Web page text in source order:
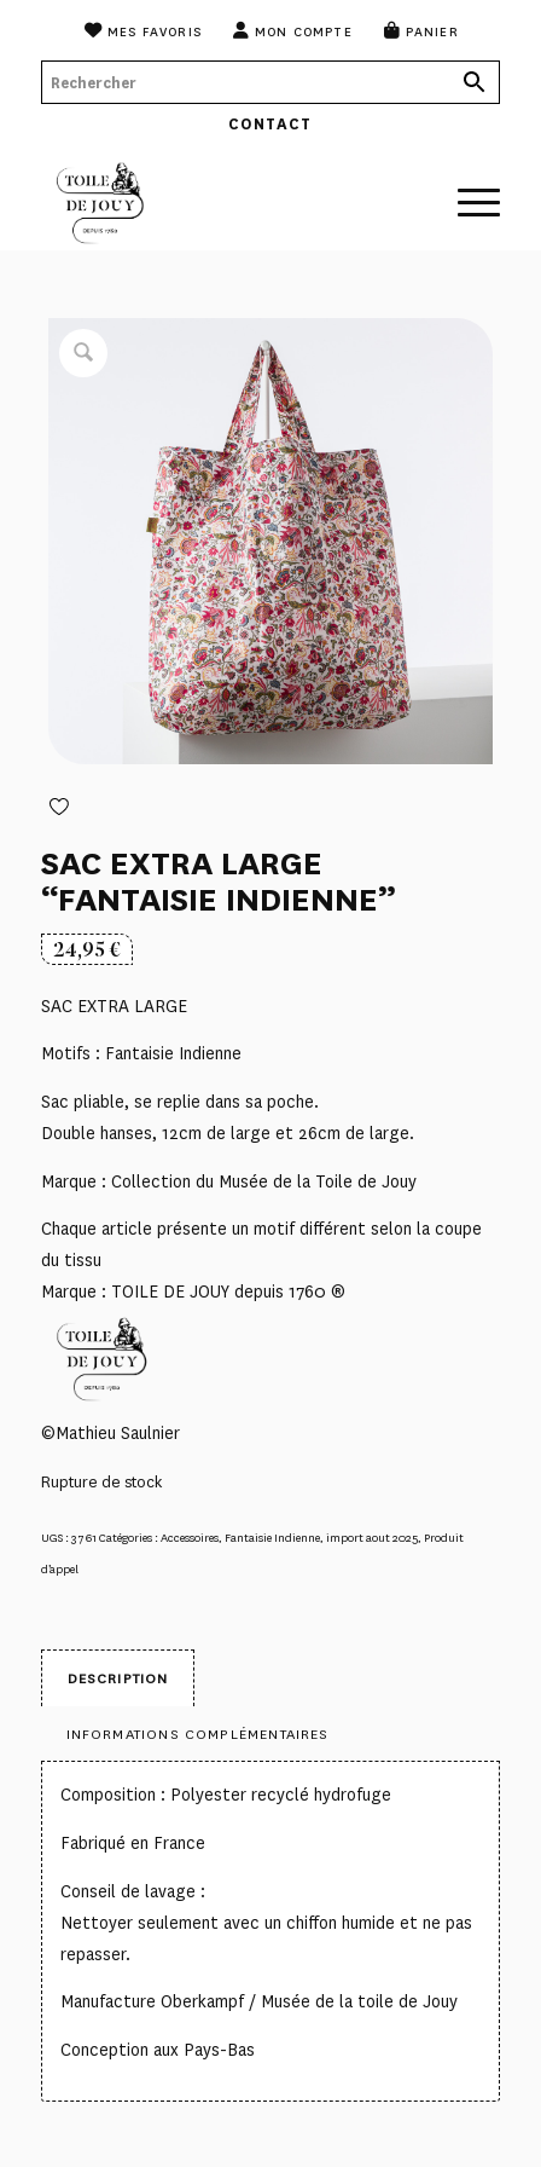
MES FAVORIS MON COMPTE PANIER
CONTACT
SAC EXTRA LARGE
“FANTAISIE INDIENNE”
24,95 €
SAC EXTRA LARGE
Motifs : Fantaisie Indienne
Sac pliable, se replie dans sa poche.
Double hanses, 12cm de large et 26cm de large.
Marque : Collection du Musée de la Toile de Jouy
Chaque article présente un motif différent selon la coupe
du tissu
Marque : TOILE DE JOUY depuis 1760 ®
©Mathieu Saulnier
Rupture de stock
UGS :3761 Catégories :Accessoires, Fantaisie Indienne, import aout 2025, Produit
d’appel
DESCRIPTION
INFORMATIONS COMPLÉMENTAIRES
Composition : Polyester recyclé hydrofuge
Fabriqué en France
Conseil de lavage :
Nettoyer seulement avec un chiffon humide et ne pas
repasser.
Manufacture Oberkampf / Musée de la toile de Jouy
Conception aux Pays-Bas